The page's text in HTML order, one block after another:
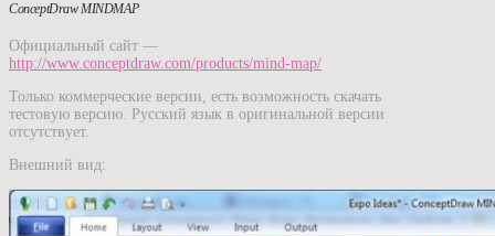
ConceptDraw MINDMAP
Официальный сайт —
http://www.conceptdraw.com/products/mind-map/
Только коммерческие версии, есть возможность скачать
тестовую версию. Русский язык в оригинальной версии
отсутствует.
Внешний вид: